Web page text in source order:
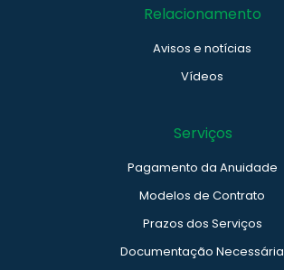
Relacionamento
Avisos e notícias
Vídeos
Serviços
Pagamento da Anuidade
Modelos de Contrato
Prazos dos Serviços
Documentação Necessária